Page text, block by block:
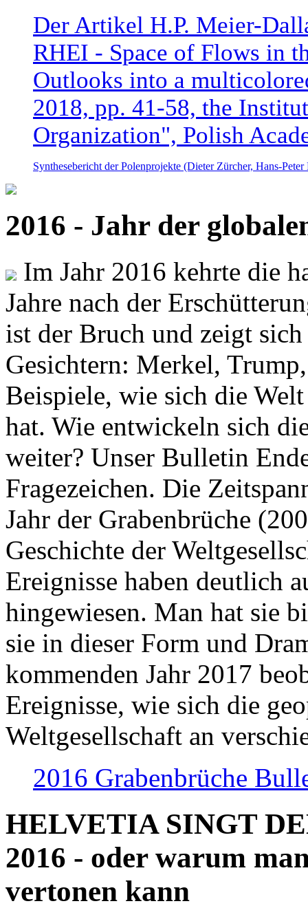
Der Artikel H.P. Meier-
RHEI - Space of Flows in
Outlooks into a
2018, pp. 41-58, the
Organization", Polish
Synthesebericht der Polenprojekte (Dieter Zürcher, Hans-
2016 - Jahr der
Im Jahr 2016 kehrte die
Jahre nach der
ist der Bruch und zeigt
Gesichtern: Merkel,
Beispiele, wie sich die
hat. Wie entwickeln sich
weiter? Unser Bulletin
Fragezeichen. Die
Jahr der Grabenbrüche
Geschichte der
Ereignisse haben deutlich
hingewiesen. Man hat sie
sie in dieser Form und
kommenden Jahr 2017
Ereignisse, wie sich die
Weltgesellschaft an
2016 Grabenbrüche
HELVETIA SINGT
2016 - oder warum
vertonen kann